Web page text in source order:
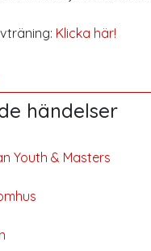
Klicka här!
händelser
Youth & Masters